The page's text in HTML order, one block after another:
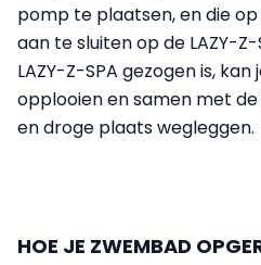
pomp te plaatsen, en die
aan te sluiten op de LAZY-
LAZY-Z-SPA gezogen is,
opplooien en samen met
en droge plaats wegleggen.
HOE JE ZWEMBAD